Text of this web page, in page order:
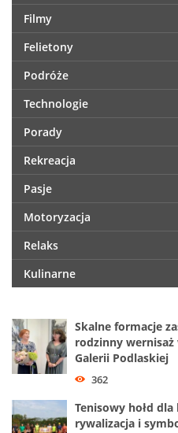
Filmy
Felietony
Podróże
Technologie
Porady
Rekreacja
Pasje
Motoryzacja
Relaks
Kulinarne
Skalne formacje
rodzinny wernisaż
Galerii Podlaskiej
362
Tenisowy hołd
rywalizacja i